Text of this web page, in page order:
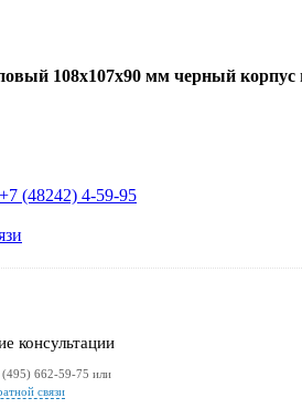
108х107х90 мм черный корпус
+7 (48242) 4-59-95
консультации
(495) 662-59-75 или
связи